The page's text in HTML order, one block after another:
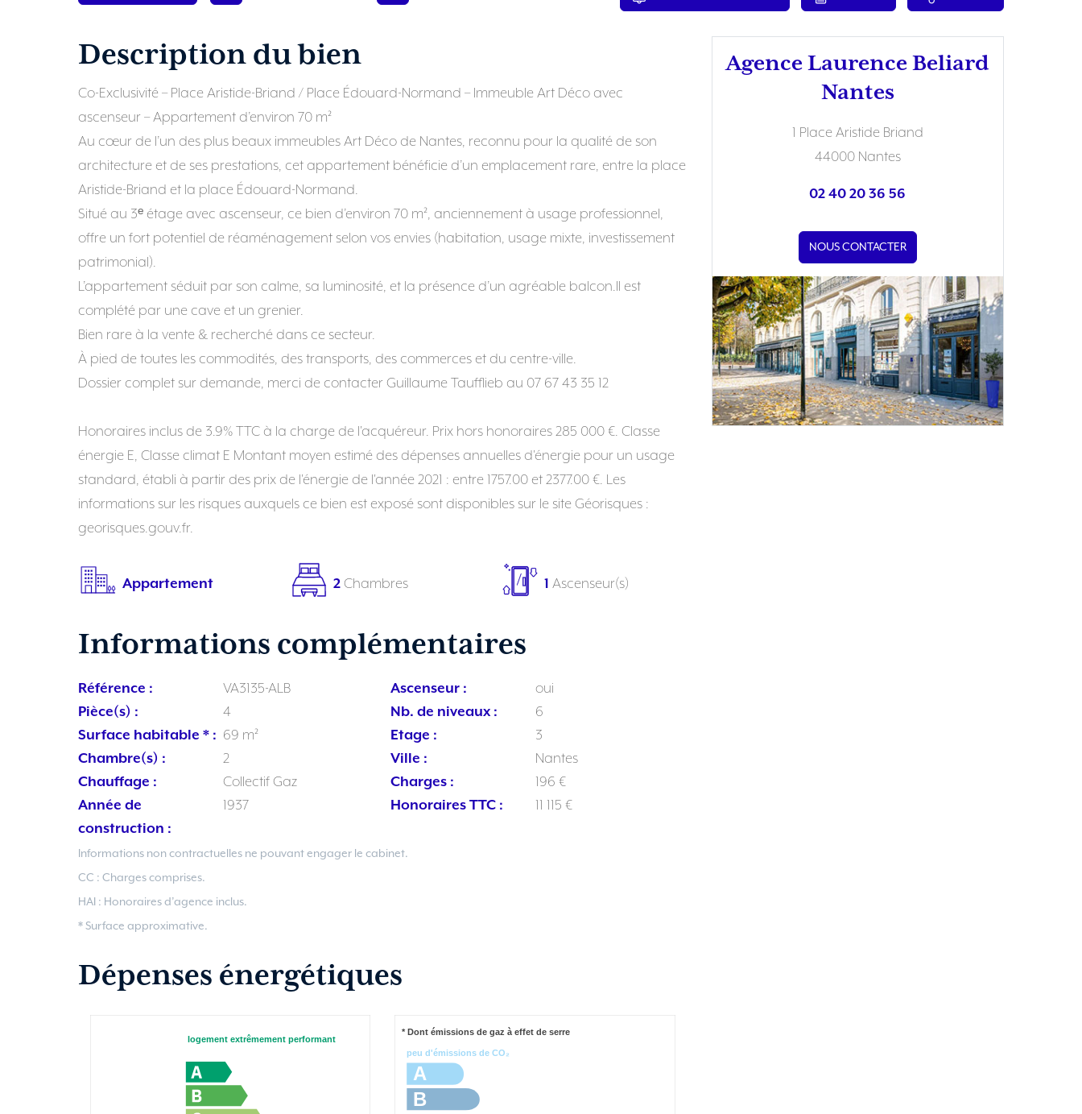
Description du bien
Co-Exclusivité – Place Aristide-Briand / Place Édouard-Normand – Immeuble Art Déco avec
ascenseur – Appartement d’environ 70 m²
Au cœur de l’un des plus beaux immeubles Art Déco de Nantes, reconnu pour la qualité de son
architecture et de ses prestations, cet appartement bénéficie d’un emplacement rare, entre la place
Aristide-Briand et la place Édouard-Normand.
Situé au 3ᵉ étage avec ascenseur, ce bien d’environ 70 m², anciennement à usage professionnel,
offre un fort potentiel de réaménagement selon vos envies (habitation, usage mixte, investissement
patrimonial).
L’appartement séduit par son calme, sa luminosité, et la présence d’un agréable balcon.Il est
complété par une cave et un grenier.
Bien rare à la vente & recherché dans ce secteur.
À pied de toutes les commodités, des transports, des commerces et du centre-ville.
Dossier complet sur demande, merci de contacter Guillaume Taufflieb au 07 67 43 35 12
Honoraires inclus de 3.9% TTC à la charge de l'acquéreur. Prix hors honoraires 285 000 €. Classe
énergie E, Classe climat E Montant moyen estimé des dépenses annuelles d'énergie pour un usage
standard, établi à partir des prix de l'énergie de l'année 2021 : entre 1757.00 et 2377.00 €. Les
informations sur les risques auxquels ce bien est exposé sont disponibles sur le site Géorisques :
georisques.gouv.fr.
Appartement 2 Chambres 1 Ascenseur(s)
Informations complémentaires
Référence :
VA3135-ALB
Pièce(s) :
4
Surface habitable * : 69 m²
Chambre(s) :
2
Chauffage :
Collectif Gaz
Année de
construction :
1937
Ascenseur :
oui
Nb. de niveaux :
6
Etage :
3
Ville :
Nantes
Charges :
196 €
Honoraires TTC :
11 115 €
Informations non contractuelles ne pouvant engager le cabinet.
CC : Charges comprises.
HAI : Honoraires d’agence inclus.
* Surface approximative.
Dépenses énergétiques
logement extrêmement performant
A
B
peu d'émissions de CO₂
* Dont émissions de gaz à effet de serre
Agence Laurence Beliard
Nantes
1 Place Aristide Briand
44000 Nantes
02 40 20 36 56
NOUS CONTACTER